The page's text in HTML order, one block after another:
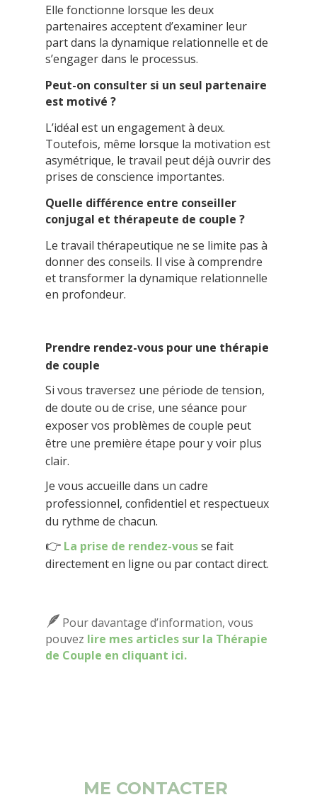
Elle fonctionne lorsque les deux
partenaires acceptent d’examiner leur
part dans la dynamique relationnelle et de
s’engager dans le processus.
Peut-on consulter si un seul partenaire
est motivé ?
L’idéal est un engagement à deux.
Toutefois, même lorsque la motivation est
asymétrique, le travail peut déjà ouvrir des
prises de conscience importantes.
Quelle différence entre conseiller
conjugal et thérapeute de couple ?
Le travail thérapeutique ne se limite pas à
donner des conseils. Il vise à comprendre
et transformer la dynamique relationnelle
en profondeur.
Prendre rendez-vous pour une thérapie
de couple
Si vous traversez une période de tension,
de doute ou de crise, une séance pour
exposer vos problèmes de couple peut
être une première étape pour y voir plus
clair.
Je vous accueille dans un cadre
professionnel, confidentiel et respectueux
du rythme de chacun.
👉 La prise de rendez-vousse fait
directement en ligne ou par contact direct.
🪶 Pour davantage d’information, vous
pouvez lire mes articles sur la Thérapie
de Couple en cliquant ici.
ME CONTACTER